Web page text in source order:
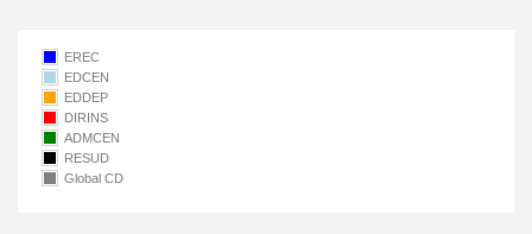
EREC
EDCEN
EDDEP
DIRINS
ADMCEN
RESUD
Global CD